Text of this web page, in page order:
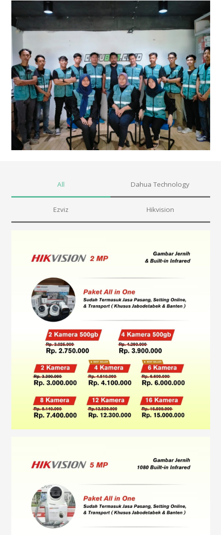
All Dahua Technology
Ezviz Hikvision